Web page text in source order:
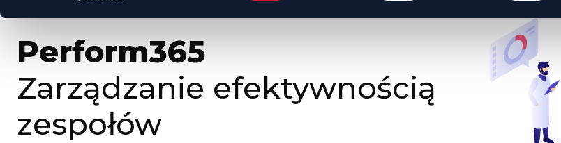
Perform365
Zarządzanie efektywnością
zespołów